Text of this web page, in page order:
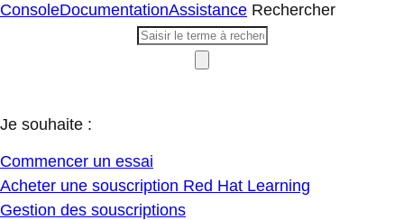
ConsoleDocumentationAssistance Rechercher
Je souhaite :
Commencer un essai
Acheter une souscription Red Hat Learning
Gestion des souscriptions